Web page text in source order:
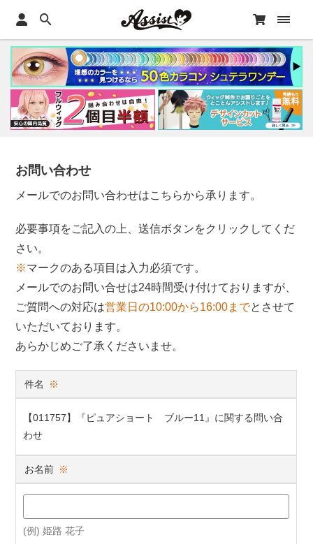
お問い合わせ
メールでのお問い合わせはこちらから承ります。
必要事項をご記入の上、送信ボタンをクリックしてくだ
さい。
※マークのある項目は入力必須です。
メールでのお問い合せは24時間受け付けておりますが、
ご質問への対応は営業日の10:00から16:00までとさせて
いただいております。
あらかじめご了承くださいませ。
件名 ※
【011757】『ピュアショート ブルー11』に関する問い合
わせ
お名前 ※
(例) 姫路 花子